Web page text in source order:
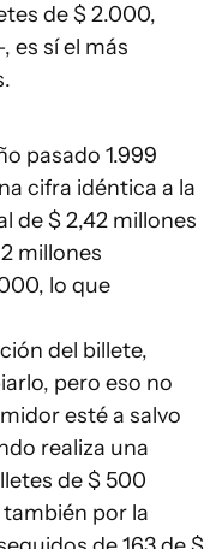
de $ 2.000,
es sí el más
pasado 1.999
cifra idéntica a la
de $ 2,42 millones
millones
lo que
del billete,
pero eso no
esté a salvo
realiza una
de $ 500
por la